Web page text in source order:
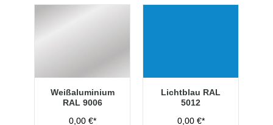
Weißaluminium
RAL 9006
0,00 €*
Lichtblau RAL
5012
0,00 €*